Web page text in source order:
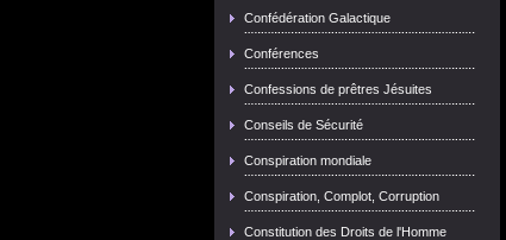
Confédération Galactique
Conférences
Confessions de prêtres Jésuites
Conseils de Sécurité
Conspiration mondiale
Conspiration, Complot, Corruption
Constitution des Droits de l'Homme